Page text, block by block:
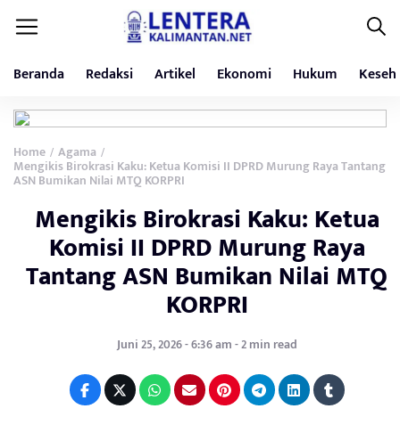
Beranda Redaksi Artikel Ekonomi Hukum
Home / Agama /
Mengikis Birokrasi Kaku: Ketua Komisi II DPRD Murung Raya Tantang
ASN Bumikan Nilai MTQ KORPRI
Mengikis Birokrasi Kaku: Ketua
Komisi II DPRD Murung Raya
Tantang ASN Bumikan Nilai MTQ
KORPRI
Juni 25, 2026 - 6:36 am - 2 min read